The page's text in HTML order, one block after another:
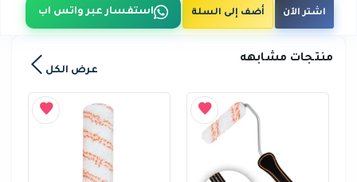
اشتر الآن أضف إلى السلة استفسار عبر واتس اب
منتجات مشابهه
عرض الكل